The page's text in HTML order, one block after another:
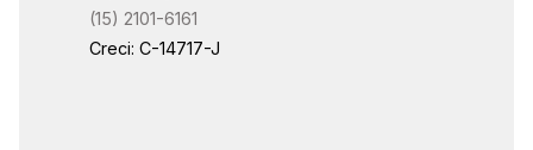
(15) 2101-6161
Creci: C-14717-J